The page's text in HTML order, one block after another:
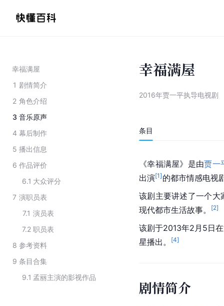
幸福满屋
1 剧情简介
2 角色介绍
3 音乐原声
4 幕后制作
5 播出信息
6 作品评价
6.1 大众评分
7 演职员表
7.1 演员表
7.2 职员表
8 参考资料
9 条目合集
9.1 孟丽主演的影视作品
幸福满屋
2016年贾一平执导电视剧
条目
《幸福满屋》是由贾一
出演[1] 的都市情感电视
该剧主要讲述了一个大
现代都市生活故事。
[2]
该剧于2013年2月5日在
星播出。
[4]
剧情简介